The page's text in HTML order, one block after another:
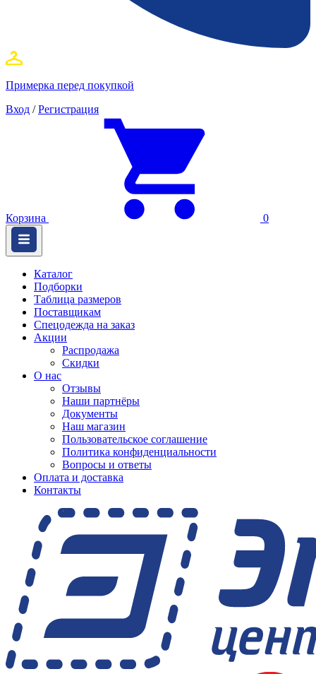
Примерка перед покупкой
Вход / Регистрация
Корзина 0
Каталог
Подборки
Таблица размеров
Поставщикам
Спецодежда на заказ
Акции
Распродажа
Скидки
О нас
Отзывы
Наши партнёры
Документы
Наш магазин
Пользовательское соглашение
Политика конфиденциальности
Вопросы и ответы
Оплата и доставка
Контакты